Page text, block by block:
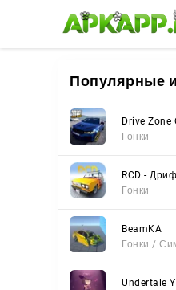
🌸 🌼
Популярные
Гонки
Гонки
BeamKA
Гонки /
Undertale